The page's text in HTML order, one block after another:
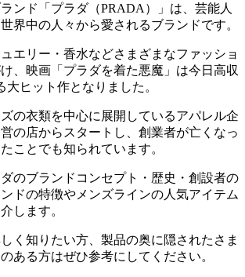
ンド「プラダ（PRADA）」は、芸能人
界中の人々から愛されるブランドです。
エリー・香水などさまざまなファッショ
、映画「プラダを着た悪魔」は今日高収
大ヒット作となりました。
の衣類を中心に展開しているアパレル企
の店からスタートし、創業者が亡くなっ
ことでも知られています。
のブランドコンセプト・歴史・創設者の
ドの特徴やメンズラインの人気アイテム
します。
く知りたい方、製品の奥に隠されたさま
ある方はぜひ参考にしてください。